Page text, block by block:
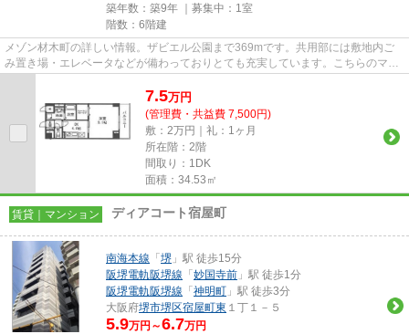
築年数：築9年 ｜募集中： 1室
階数：6階建
メゾン材木町の詳しい情報。ザビエル公園まで369mです。共用部には敷地内ご
み置き場・エレベータなどが備わっておりとても充実しています。こちらのマン
7.5万円
(管理費・共益費 7,500円)
敷：2万円｜礼：1ヶ月
所在階：2階
間取り：1DK
面積：34.53㎡
賃貸｜マンション ディアコート宿屋町
南海本線 「 堺 」駅 徒歩15分
阪堺電軌阪堺線 「 妙国寺前 」駅 徒歩1分
阪堺電軌阪堺線 「 神明町 」駅 徒歩3分
大阪府堺市堺区宿屋町東 １丁１－５
5.9万円～6.7万円